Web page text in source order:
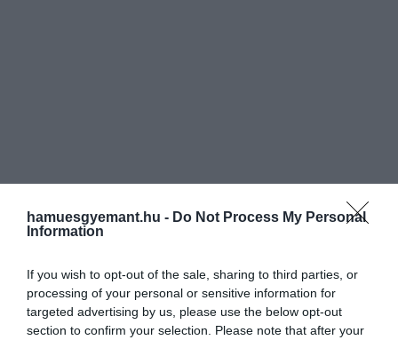
hamuesgyemant.hu - Do Not Process My Personal
Information
If you wish to opt-out of the sale, sharing to third parties, or
processing of your personal or sensitive information for
targeted advertising by us, please use the below opt-out
section to confirm your selection. Please note that after your